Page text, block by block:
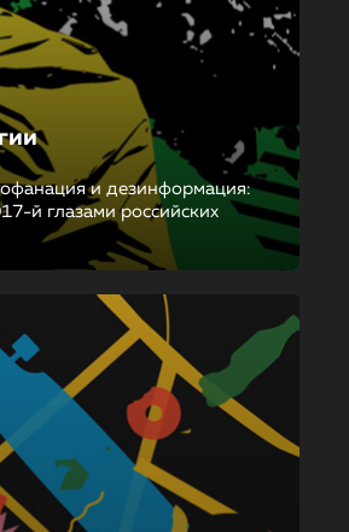
и дезинформация:
й глазами российских